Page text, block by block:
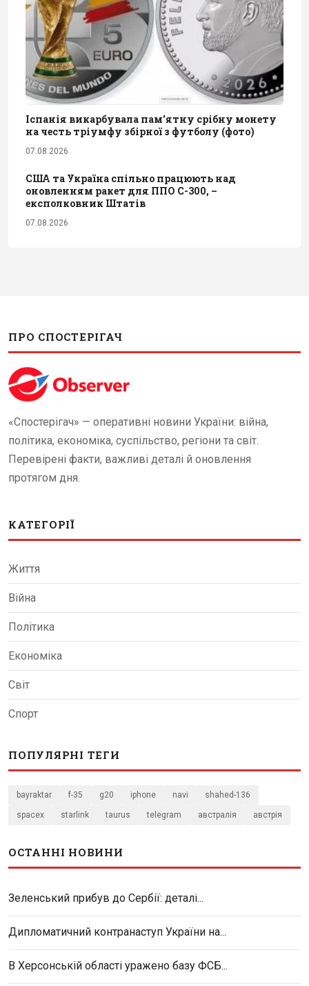
Іспанія викарбувала пам'ятну срібну монету
на честь тріумфу збірної з футболу (фото)
07.08.2026
США та Україна спільно працюють над
оновленням ракет для ППО С-300, –
експолковник Штатів
07.08.2026
ПРО СПОСТЕРІГАЧ
«Спостерігач» — оперативні новини України: війна,
політика, економіка, суспільство, регіони та світ.
Перевірені факти, важливі деталі й оновлення
протягом дня.
КАТЕГОРІЇ
Життя
Війна
Політика
Економіка
Світ
Спорт
ПОПУЛЯРНІ ТЕГИ
bayraktar f-35 g20 iphone navi shahed-136
spacex starlink taurus telegram австралія австрія
ОСТАННІ НОВИНИ
Зеленський прибув до Сербії: деталі...
Дипломатичний контранаступ України на...
В Херсонській області уражено базу ФСБ...